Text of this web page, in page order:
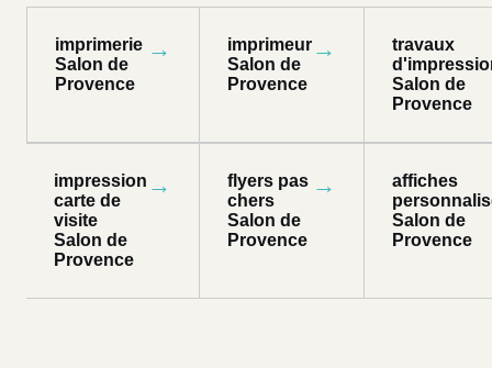
imprimerie
Salon de
Provence
→
imprimeur
Salon de
Provence
→
travaux
Salon de
Provence
impression
carte de
visite
Salon de
Provence
→
flyers pas
chers
Salon de
Provence
→
affiches
Salon de
Provence